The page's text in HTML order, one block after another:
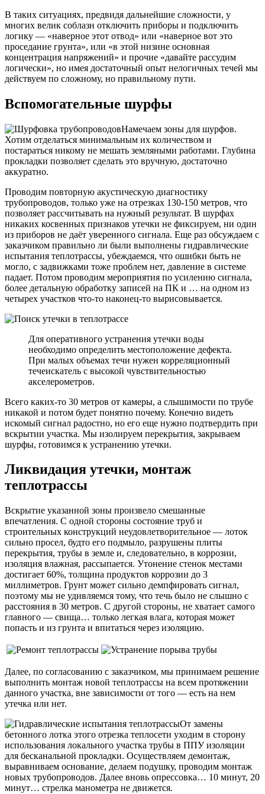
В таких ситуациях, предвидя дальнейшие сложности, у
многих велик соблазн отключить приборы и подключить
логику — «наверное этот отвод» или «наверное вот это
проседание грунта», или «в этой низине основная
концентрация напряжений» и прочие «давайте рассудим
логически», но имея достаточный опыт нелогичных течей мы
действуем по сложному, но правильному пути.
Вспомогательные шурфы
Намечаем зоны для шурфов.
Хотим отделаться минимальным их количеством и
постараться никому не мешать земляными работами. Глубина
прокладки позволяет сделать это вручную, достаточно
аккуратно.
Проводим повторную акустическую диагностику
трубопроводов, только уже на отрезках 130-150 метров, что
позволяет рассчитывать на нужный результат. В шурфах
никаких косвенных признаков утечки не фиксируем, ни один
из приборов не даёт уверенного сигнала. Еще раз обсуждаем с
заказчиком правильно ли были выполнены гидравлические
испытания теплотрассы, убеждаемся, что ошибки быть не
могло, с задвижками тоже проблем нет, давление в системе
падает. Потом проводим мероприятия по усилению сигнала,
более детальную обработку записей на ПК и … на одном из
четырех участков что-то наконец-то вырисовывается.
Для оперативного устранения утечки воды
необходимо определить местоположение дефекта.
При малых объемах течи нужен корреляционный
течеискатель с высокой чувствительностью
акселерометров.
Всего каких-то 30 метров от камеры, а слышимости по трубе
никакой и потом будет понятно почему. Конечно видеть
искомый сигнал радостно, но его еще нужно подтвердить при
вскрытии участка. Мы изолируем перекрытия, закрываем
шурфы, готовимся к устранению утечки.
Ликвидация утечки, монтаж
теплотрассы
Вскрытие указанной зоны произвело смешанные
впечатления. С одной стороны состояние труб и
строительных конструкций неудовлетворительное — лоток
сильно просел, будто его подмыло, разрушены плиты
перекрытия, трубы в земле и, следовательно, в коррозии,
изоляция влажная, рассыпается. Утонение стенок местами
достигает 60%, толщина продуктов коррозии до 3
миллиметров. Грунт может сильно демпфировать сигнал,
поэтому мы не удивляемся тому, что течь было не слышно с
расстояния в 30 метров. С другой стороны, не хватает самого
главного — свища… только легкая влага, которая может
попасть и из грунта и впитаться через изоляцию.
Далее, по согласованию с заказчиком, мы принимаем решение
выполнить монтаж новой теплотрассы на всем протяжении
данного участка, вне зависимости от того — есть на нем
утечка или нет.
От замены
бетонного лотка этого отрезка теплосети уходим в сторону
использования локального участка трубы в ППУ изоляции
для бесканальной прокладки. Осуществляем демонтаж,
выравниваем основание, делаем подушку, проводим монтаж
новых трубопроводов. Далее вновь опрессовка… 10 минут, 20
минут… стрелка манометра не движется.